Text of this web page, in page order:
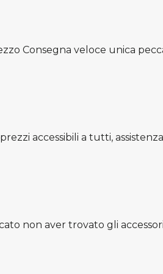
Consegna veloce unica
accessibili a tutti,
non aver trovato gli